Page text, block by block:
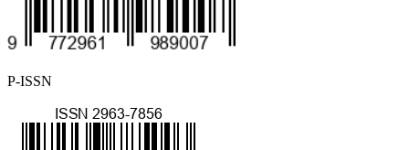
P-ISSN